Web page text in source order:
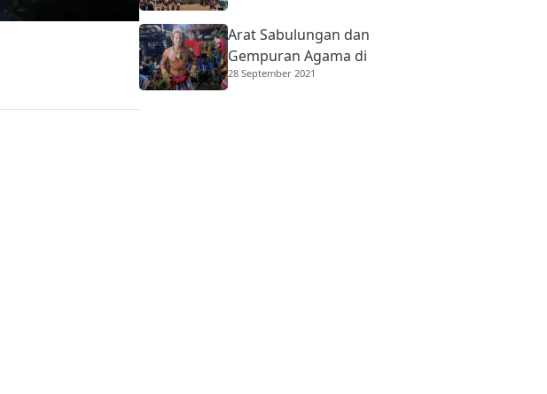
Arat Sabulungan dan
Gempuran Agama di
Mentawai
28 September 2021